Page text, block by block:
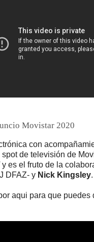
Movistar 2020
con
de televisión de
y es el fruto de la
DFAZ- y Nick Kingsley.
aqui para que puedes